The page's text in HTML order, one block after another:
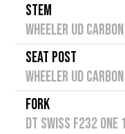
STEM
WHEELER UD
SEAT POST
WHEELER UD
FORK
DT SWISS F232